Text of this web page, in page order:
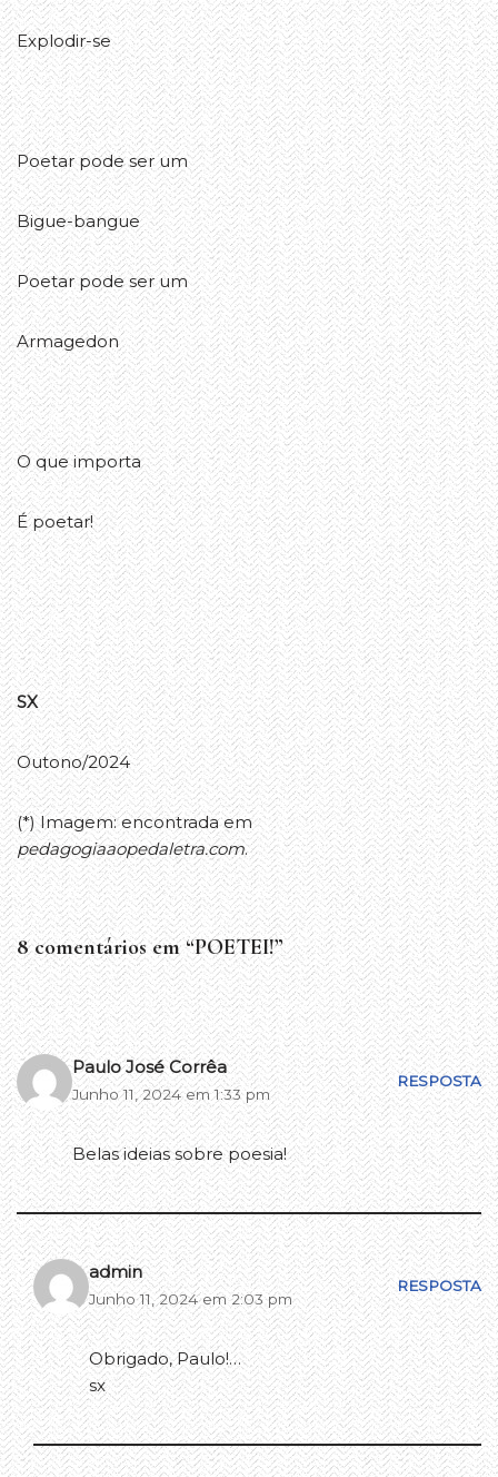
Explodir-se
Poetar pode ser um
Bigue-bangue
Poetar pode ser um
Armagedon
O que importa
É poetar!
SX
Outono/2024
(*) Imagem: encontrada em
pedagogiaaopedaletra.com.
8 comentários em “POETEI!”
Paulo José Corrêa
Junho 11, 2024 em 1:33 pm
RESPOSTA
Belas ideias sobre poesia!
admin
Junho 11, 2024 em 2:03 pm
RESPOSTA
Obrigado, Paulo!…
sx